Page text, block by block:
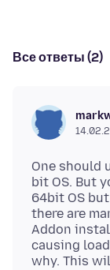
Все ответы (2)
One should
bit OS. But
64bit OS
there are
Addon
causing
why. This